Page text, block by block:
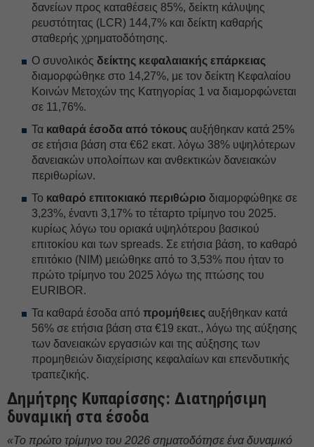
δανείων προς καταθέσεις 85%, δείκτη κάλυψης
ρευστότητας (LCR) 144,7% και δείκτη καθαρής
σταθερής χρηματοδότησης.
Ο συνολικός δείκτης κεφαλαιακής επάρκειας
διαμορφώθηκε στο 14,27%, με τον δείκτη Κεφαλαίου
Κοινών Μετοχών της Κατηγορίας 1 να διαμορφώνεται
σε 11,76%.
Τα καθαρά έσοδα από τόκους αυξήθηκαν κατά 25%
σε ετήσια βάση στα €62 εκατ. λόγω 38% υψηλότερων
δανειακών υπολοίπων και ανθεκτικών δανειακών
περιθωρίων.
Το καθαρό επιτοκιακό περιθώριο διαμορφώθηκε σε
3,23%, έναντι 3,17% το τέταρτο τρίμηνο του 2025.
κυρίως λόγω του οριακά υψηλότερου βασικού
επιτοκίου και των spreads. Σε ετήσια βάση, το καθαρό
επιτόκιο (NIM) μειώθηκε από το 3,53% που ήταν το
πρώτο τρίμηνο του 2025 λόγω της πτώσης του
EURIBOR.
Τα καθαρά έσοδα από προμήθειες αυξήθηκαν κατά
56% σε ετήσια βάση στα €19 εκατ., λόγω της αύξησης
των δανειακών εργασιών και της αύξησης των
προμηθειών διαχείρισης κεφαλαίων και επενδυτικής
τραπεζικής.
Δημήτρης Κυπαρίσσης: Διατηρήσιμη
δυναμική στα έσοδα
«Το πρώτο τρίμηνο του 2026 σηματοδότησε ένα δυναμικό